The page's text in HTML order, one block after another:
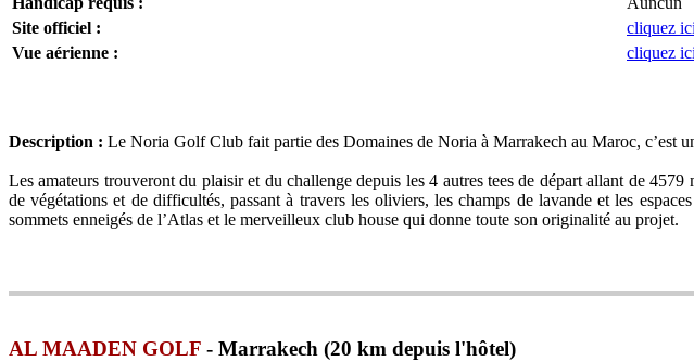
Site officiel :
cliquez ici
Vue aérienne :
cliquez ici
Description : Le Noria Golf Club fait partie des Domaines de Noria à Marrakech au Maroc, c’est
Les amateurs trouveront du plaisir et du challenge depuis les 4 autres tees de départ allant de
de végétations et de difficultés, passant à travers les oliviers, les champs de lavande et les
sommets enneigés de l’Atlas et le merveilleux club house qui donne toute son originalité au projet.
AL MAADEN GOLF - Marrakech (20 km depuis l'hôtel)